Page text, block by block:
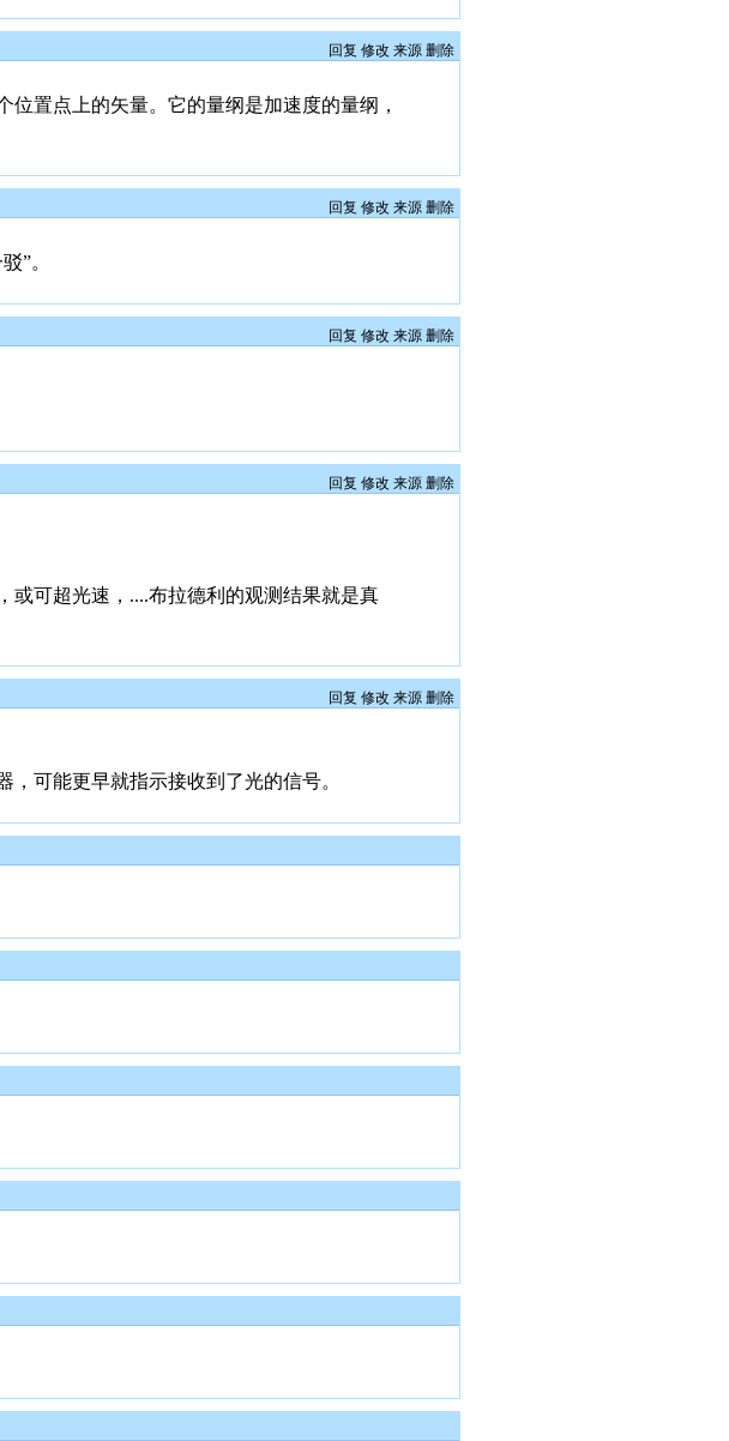
回复 修改 来源 删除
置点上的矢量。它的量纲是加速度的量纲，
回复 修改 来源 删除
”。
回复 修改 来源 删除
回复 修改 来源 删除
或可超光速，....布拉德利的观测结果就是真
回复 修改 来源 删除
可能更早就指示接收到了光的信号。